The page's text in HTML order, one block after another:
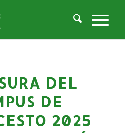
Deportes
DEL
DE
2025